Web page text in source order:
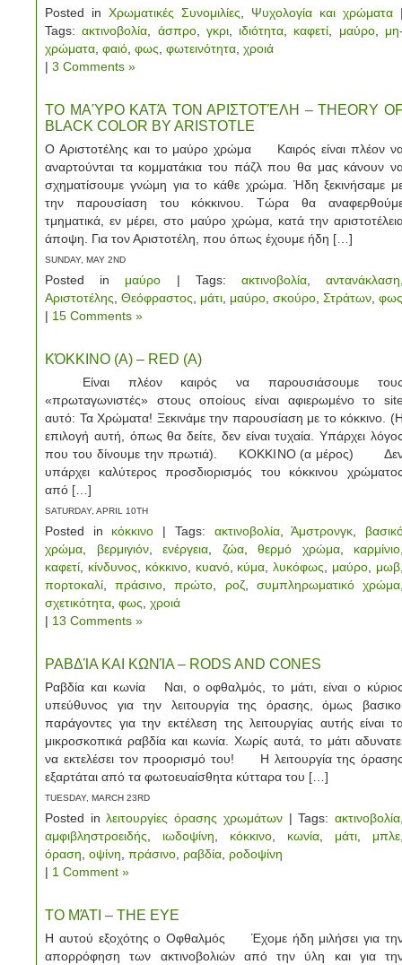
Posted in Χρωματικές Συνομιλίες Ψυχολογία και χρώματα
Tags:ακτινοβολία άσπρο, γκρι, ιδιότητα καφετί μαύρο,
χρώματα φαιό φως φωτεινότητα χροιά
| 3 Comments »
ΤΟ ΜΑΎΡΟ ΚΑΤΆ ΤΟΝ ΑΡΙΣΤΟΤΈΛΗ – THEORY
BLACK COLOR BY ARISTOTLE
Ο Αριστοτέλης και το μαύρο χρώμα Καιρός είναι πλέον
αναρτούνται τα κομματάκια του πάζλ που θα μας κάνουν
σχηματίσουμε γνώμη για το κάθε χρώμα. Ήδη ξεκινήσαμε
την παρουσίαση του κόκκινου. Τώρα θα
τμηματικά, εν μέρει, στο μαύρο χρώμα, κατά την
άποψη. Για τον Αριστοτέλη, που όπως έχουμε ήδη […]
SUNDAY, MAY 2ND
Posted in μαύρο | Tags: ακτινοβολία,αντανάκλαση
Αριστοτέλης Θεόφραστος μάτι μαύρο σκούρο Στράτων φως
| 15 Comments »
ΚΌΚΚΙΝΟ (Α) – RED (A)
Είναι πλέον καιρός να παρουσιάσουμε
«πρωταγωνιστές» στους οποίους είναι αφιερωμένο το
αυτό: Τα Χρώματα! Ξεκινάμε την παρουσίαση με το κόκκινο.
επιλογή αυτή, όπως θα δείτε, δεν είναι τυχαία. Υπάρχει
που του δίνουμε την πρωτιά). ΚΟΚΚΙΝΟ (α μέρος)
υπάρχει καλύτερος προσδιορισμός του κόκκινου
από […]
SATURDAY, APRIL 10TH
Posted in κόκκινο | Tags: ακτινοβολία,Άμστρονγκ
χρώμα
βερμιγιόν, ενέργεια ζώα, θερμό χρώμα, καρμίνιο
καφετί
κίνδυνος κόκκινο, κυανό, κύμα ,λυκόφως μαύρο μωβ
πορτοκαλί ,πράσινο ,πρώτο ροζ, συμπληρωματικό χρώμα
σχετικότητα φως χροιά
| 13 Comments »
ΡΑΒΔΊΑ ΚΑΙ ΚΩΝΊΑ – RODS AND CONES
Ραβδία και κωνία Ναι, ο οφθαλμός, το μάτι, είναι ο
υπεύθυνος για την λειτουργία της όρασης, όμως
παράγοντες για την εκτέλεση της λειτουργίας αυτής είναι
μικροσκοπικά ραβδία και κωνία. Χωρίς αυτά, το μάτι
να εκτελέσει τον προορισμό του! Η λειτουργία της
εξαρτάται από τα φωτοευαίσθητα κύτταρα του […]
TUESDAY, MARCH 23RD
Posted inλειτουργίες όρασης χρωμάτων| Tags:ακτινοβολία
αμφιβληστροειδής
ιωδοψίνη κόκκινο κωνία μάτι μπλε
όραση οψίνη πράσινο ραβδία ροδοψίνη
| 1 Comment »
ΤΟ ΜΆΤΙ – THE EYE
Η αυτού εξοχότης ο Οφθαλμός Έχομε ήδη μιλήσει για
απορρόφηση των ακτινοβολιών από την ύλη και για